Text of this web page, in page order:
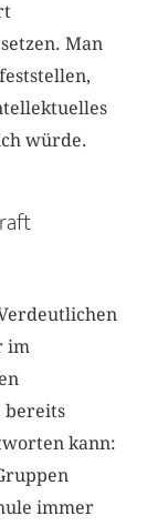
Man
würde.
im
bereits
kann:
immer